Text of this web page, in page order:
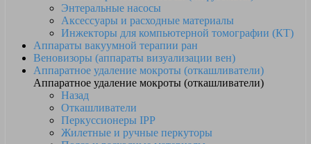
Энтеральные насосы
Аксессуары и расходные материалы
Инжекторы для компьютерной томографии (КТ)
Аппараты вакуумной терапии ран
Веновизоры (аппараты визуализации вен)
Аппаратное удаление мокроты (откашливатели)
Аппаратное удаление мокроты (откашливатели)
Назад
Откашливатели
Перкуссионеры IPP
Жилетные и ручные перкуторы